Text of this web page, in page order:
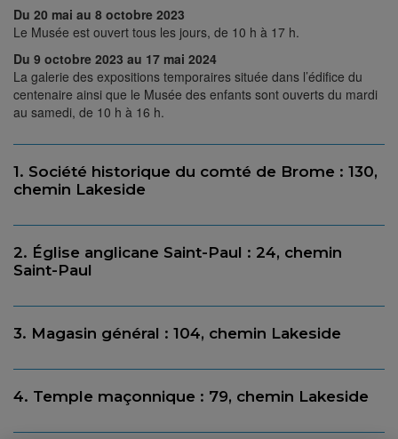
Du 20 mai au 8 octobre 2023
Le Musée est ouvert tous les jours, de 10 h à 17 h.
Du 9 octobre 2023 au 17 mai 2024
La galerie des expositions temporaires située dans l’édifice du
centenaire ainsi que le Musée des enfants sont ouverts du mardi
au samedi, de 10 h à 16 h.
1. Société historique du comté de Brome : 130,
chemin Lakeside
2. Église anglicane Saint-Paul : 24, chemin
Saint-Paul
3. Magasin général : 104, chemin Lakeside
4. Temple maçonnique : 79, chemin Lakeside